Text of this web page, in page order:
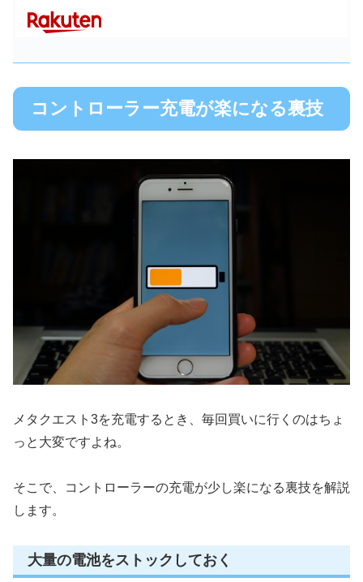
コントローラー充電が楽になる裏技
メタクエスト3を充電するとき、毎回買いに行くのはちょ
っと大変ですよね。
そこで、コントローラーの充電が少し楽になる裏技を解説
します。
大量の電池をストックしておく